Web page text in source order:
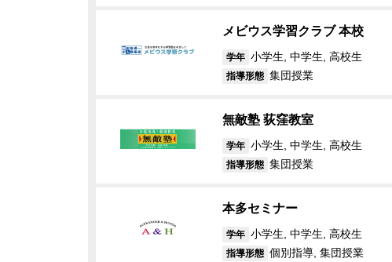
メビウス学習クラブ 本校
学年 小学生, 中学生, 高校生
指導形態 集団授業
無敵塾 荻窪教室
学年 小学生, 中学生, 高校生
指導形態 集団授業
本多セミナー
学年 小学生, 中学生, 高校生
指導形態 個別指導, 集団授業